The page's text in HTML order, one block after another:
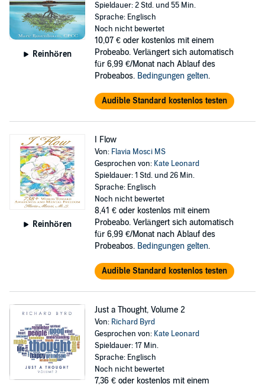
Reinhören
Spieldauer: 2 Std. und 55 Min.
Sprache: Englisch
Noch nicht bewertet
10,07 € oder kostenlos mit einem
Probeabo. Verlängert sich automatisch
für 6,99 €/Monat nach Ablauf des
Probeabos. Bedingungen gelten.
Audible Standard kostenlos testen
Reinhören
I Flow
Von: Flavia Mosci MS
Gesprochen von: Kate Leonard
Spieldauer: 1 Std. und 26 Min.
Sprache: Englisch
Noch nicht bewertet
8,41 € oder kostenlos mit einem
Probeabo. Verlängert sich automatisch
für 6,99 €/Monat nach Ablauf des
Probeabos. Bedingungen gelten.
Audible Standard kostenlos testen
Just a Thought, Volume 2
Von: Richard Byrd
Gesprochen von: Kate Leonard
Spieldauer: 17 Min.
Sprache: Englisch
Noch nicht bewertet
7,36 € oder kostenlos mit einem